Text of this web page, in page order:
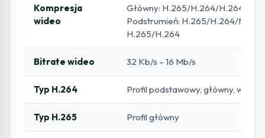
Kompresja
wideo
Główny: H.265/H.264/H.264+/
Podstrumień: H.265/H.264/
H.265/H.264
Bitrate wideo 32 Kb/s – 16 Mb/s
Typ H.264 Profil podstawowy, główny, wysoki
Typ H.265 Profil główny